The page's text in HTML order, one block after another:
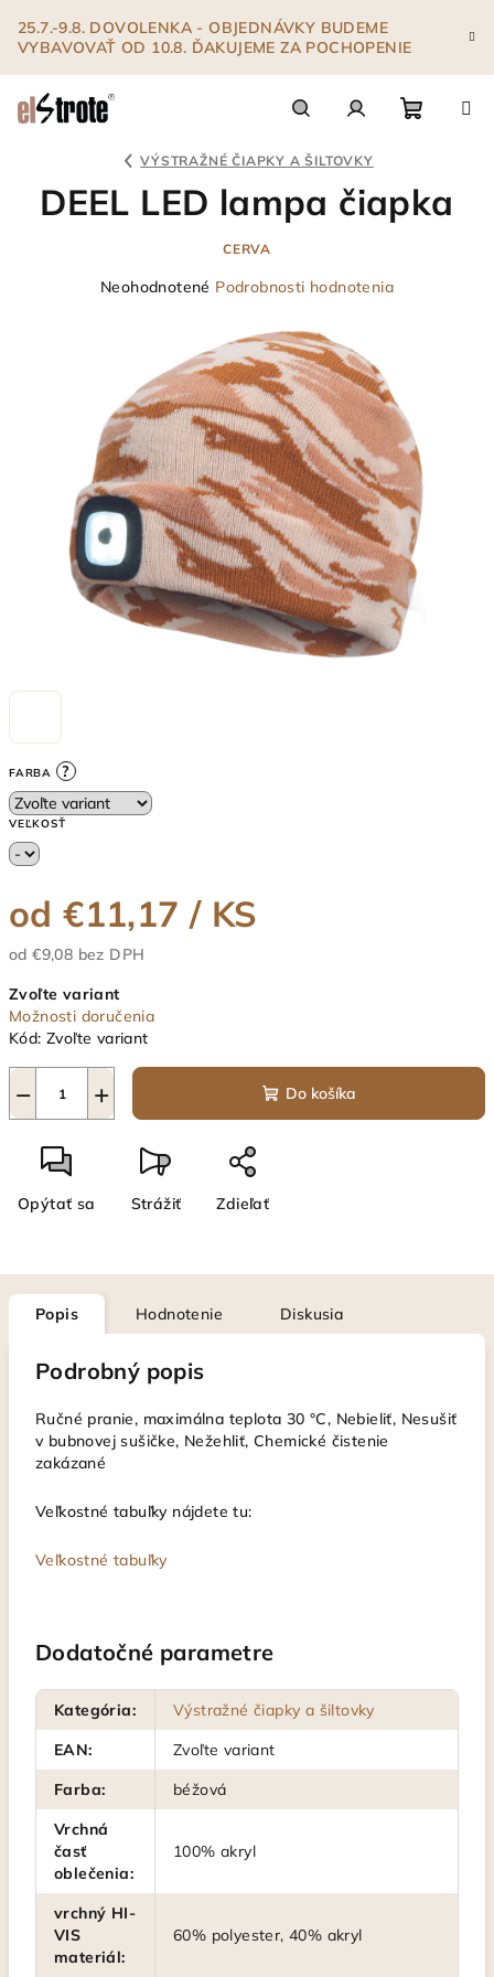
obsah
25.7.-9.8. DOVOLENKA - OBJEDNÁVKY BUDEME
VYBAVOVAŤ OD 10.8. ĎAKUJEME ZA POCHOPENIE
košík
VÝSTRAŽNÉ ČIAPKY A ŠILTOVKY
FARBA ?
VEĽKOSŤ
od€11,17 / KS
od€9,08 bez DPH
cena:
Zvoľte variant
Možnosti doručenia
Kód: Zvoľte variant
+
− Do košíka
Opýtať sa Strážiť Zdieľať
DEEL LED lampa čiapka
CERVA
Priemerné
5
hviezdičiek.
Neohodnotené Podrobnosti hodnotenia
Popis Hodnotenie Diskusia
Podrobný popis
Ručné pranie, maximálna teplota 30 °C, Nebieliť, Nesušiť
v bubnovej sušičke, Nežehliť, Chemické čistenie
zakázané
Veľkostné tabuľky nájdete tu:
Veľkostné tabuľky
Dodatočné parametre
Kategória:
Výstražné čiapky a šiltovky
EAN:
Zvoľte variant
Farba:
béžová
Vrchná
časť
oblečenia:
100% akryl
vrchný HI-
VIS
materiál:
60% polyester, 40% akryl